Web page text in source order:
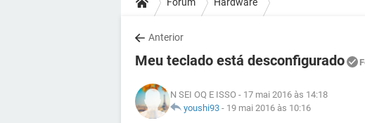
Anterior
Meu teclado está desconfigurado
N SEI OQ E ISSO - 17 mai 2016 às 14:18
youshi93 - 19 mai 2016 às 10:16